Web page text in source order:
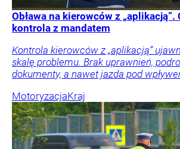
Obława na kierowców z „aplikacją”.
kontrola z mandatem
Kontrola kierowców z „aplikacją”
skalę problemu. Brak uprawnień,
dokumenty, a nawet jazda pod
MotoryzacjaKraj